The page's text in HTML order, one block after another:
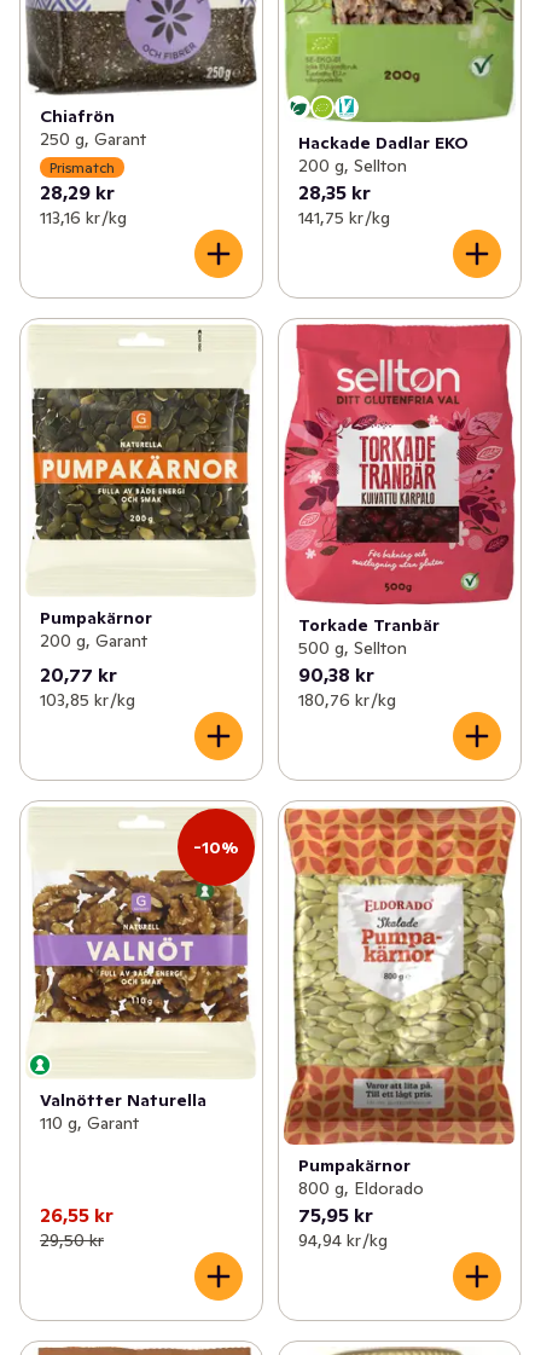
Chiafrön
250 g, Garant
Prismatch
28,29 kr
113,16 kr /kg
Hackade Dadlar EKO
200 g, Sellton
28,35 kr
141,75 kr /kg
Pumpakärnor
200 g, Garant
20,77 kr
103,85 kr /kg
Torkade Tranbär
500 g, Sellton
90,38 kr
180,76 kr /kg
-10%
Valnötter Naturella
110 g, Garant
26,55 kr
29,50 kr
Pumpakärnor
800 g, Eldorado
75,95 kr
94,94 kr /kg